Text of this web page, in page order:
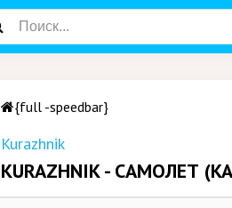
{full -speedbar}
Kurazhnik
KURAZHNIK - CАМОЛЕТ